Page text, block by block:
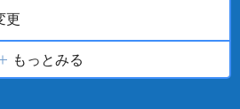
更
もっとみる